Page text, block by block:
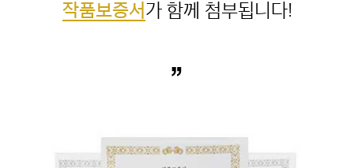
작품보증서
”